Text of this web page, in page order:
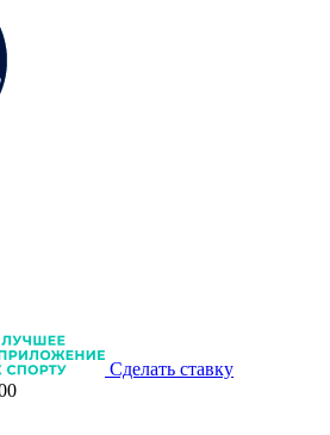
Сделать ставку